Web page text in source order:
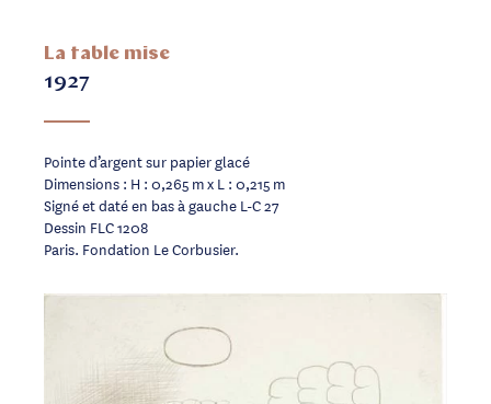
La table mise
1927
Pointe d’argent sur papier glacé
Dimensions : H : 0,265 m x L : 0,215 m
Signé et daté en bas à gauche L-C 27
Dessin FLC 1208
Paris. Fondation Le Corbusier.